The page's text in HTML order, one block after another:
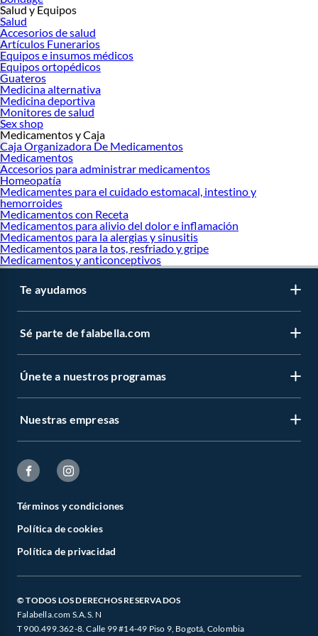
Salud y Equipos
Salud
Accesorios de salud
Artículos Funerarios
Equipos e insumos médicos
Equipos ortopédicos
Guateros
Medicina alternativa
Medicina deportiva
Monitores de salud
Sex shop
Medicamentos y Caja
Caja Organizadora De Medicamentos
Medicamentos
Accesorios para administrar medicamentos
Homeopatía
Medicamentes para el cuidado estomacal, intestino y
hemorroides
Medicamentos con Receta
Medicamentos para alivio del dolor e inflamación
Medicamentos para la alergias y sinusitis
Medicamentos para la tos, resfriado y gripe
Medicamentos y anticonceptivos
Te ayudamos
Sé parte de falabella.com
Únete a nuestros programas
Nuestras empresas
Términos y condiciones
Política de cookies
Política de privacidad
© TODOS LOS DERECHOS RESERVADOS
Falabella.com S.A.S. N
T 900.499.362-8. Calle 99 #14-49 Piso 9, Bogotá, Colombia